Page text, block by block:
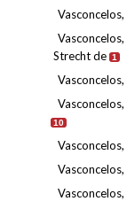
Strecht de 1
10